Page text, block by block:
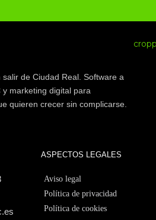
de Ciudad Real. Software a
marketing digital para
quieren crecer sin complicarse.
ASPECTOS LEGALES
Aviso legal
Política de privacidad
Política de cookies